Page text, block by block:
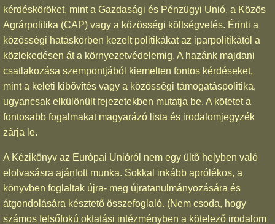
kérdésköröket, mint a Gazdasági és Pénzügyi Unió, a Közös
Agrárpolitika (CAP) vagy a közösségi költségvetés. Érinti a
közösségi hatáskörben kezelt politikákat az iparpolitikától a
közlekedésen át a környezetvédelemig. A hazánk majdani
csatlakozása szempontjából kiemelten fontos kérdéseket,
mint a keleti kibővítés vagy a közösségi támogatáspolitika,
ugyancsak elkülönült fejezetekben mutatja be. A kötetet a
fontosabb fogalmakat magyarázó lista és irodalomjegyzék
zárja le.
A Kézikönyv az Európai Unióról nem egy ültő helyben való
elolvasásra ajánlott munka. Sokkal inkább aprólékos, a
könyvben foglaltak újra- meg újratanulmányozására és
átgondolására késztető összefoglaló. (Nem csoda, hogy
számos felsőfokú oktatási intézményben a kötelező irodalom